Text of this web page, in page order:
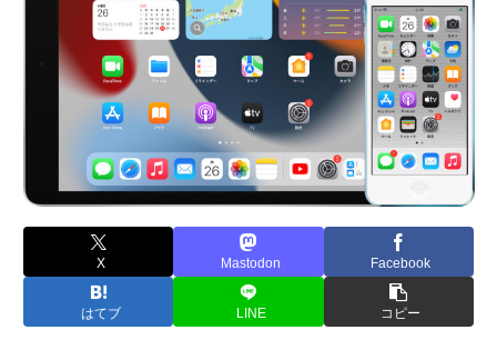
X Mastodon Facebook
はてブ LINE コピー